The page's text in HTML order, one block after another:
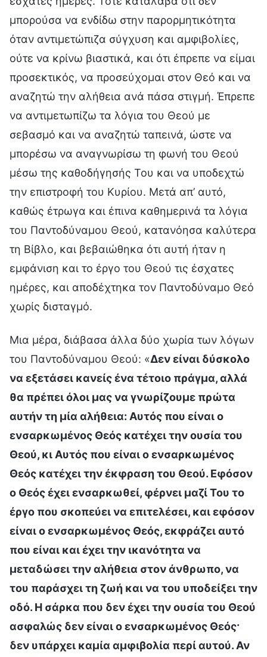
μπορούσα να ενδίδω στην παρορμητικότητα
όταν αντιμετώπιζα σύγχυση και αμφιβολίες,
ούτε να κρίνω βιαστικά, και ότι έπρεπε να είμαι
προσεκτικός, να προσεύχομαι στον Θεό και να
αναζητώ την αλήθεια ανά πάσα στιγμή. Έπρεπε
να αντιμετωπίζω τα λόγια του Θεού με
σεβασμό και να αναζητώ ταπεινά, ώστε να
μπορέσω να αναγνωρίσω τη φωνή του Θεού
μέσω της καθοδήγησής Του και να υποδεχτώ
την επιστροφή του Κυρίου. Μετά απ’ αυτό,
καθώς έτρωγα και έπινα καθημερινά τα λόγια
του Παντοδύναμου Θεού, κατανόησα καλύτερα
τη Βίβλο, και βεβαιώθηκα ότι αυτή ήταν η
εμφάνιση και το έργο του Θεού τις έσχατες
ημέρες, και αποδέχτηκα τον Παντοδύναμο Θεό
χωρίς δισταγμό.
Μια μέρα, διάβασα άλλα δύο χωρία των λόγων
του Παντοδύναμου Θεού: «Δεν είναι δύσκολο
να εξετάσει κανείς ένα τέτοιο πράγμα, αλλά
θα πρέπει όλοι μας να γνωρίζουμε πρώτα
αυτήν τη μία αλήθεια: Αυτός που είναι ο
ενσαρκωμένος Θεός κατέχει την ουσία του
Θεού, κι Αυτός που είναι ο ενσαρκωμένος
Θεός κατέχει την έκφραση του Θεού. Εφόσον
ο Θεός έχει ενσαρκωθεί, φέρνει μαζί Του το
έργο που σκοπεύει να επιτελέσει, και εφόσον
είναι ο ενσαρκωμένος Θεός, εκφράζει αυτό
που είναι και έχει την ικανότητα να
μεταδώσει την αλήθεια στον άνθρωπο, να
του παράσχει τη ζωή και να του υποδείξει την
οδό. Η σάρκα που δεν έχει την ουσία του Θεού
ασφαλώς δεν είναι ο ενσαρκωμένος Θεός·
δεν υπάρχει καμία αμφιβολία περί αυτού. Αν